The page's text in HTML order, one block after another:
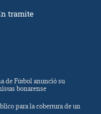
tramite
de Fútbol anunció su
bonarense
para la cobertura de un